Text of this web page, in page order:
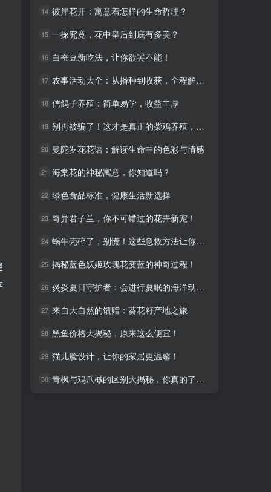
14 彼岸花开：寓意着怎样的生命哲理？
15 一探究竟，花中皇后到底有多美？
16 白蚕豆新吃法，让你欲罢不能！
17 农事活动大全：从播种到收获，全程解析！
18 信鸽子养殖：简单易学，收益丰厚
19 别再被骗了！这才是真正的柴鸡养殖，健康又美味！
20 曼陀罗花花语：解读生命中的色彩与情感
21 海棠花的神秘寓意，你知道吗？
22 绿色食品标准，健康生活新选择
23 奇异君子兰，你不可错过的花卉新宠！
24 蜗牛壳碎了，别慌！这些急救方法让你不再烦恼！
25 揭秘蓝色妖姬玫瑰花变蓝的神奇过程！
26 炎炎夏日守护者：会进行夏眠的海洋动物盘点
27 来自大自然的馈赠：葵花籽产地之旅
28 黑鱼价格大揭秘，原来这么便宜！
29 猫儿脸设计，让你的家居更温馨！
30 青枫与鸡爪槭的区别大揭秘，你真的了解它们吗？
14 彼岸花开：寓意着怎样的生命哲理？
15 一探究竟，花中皇后到底有多美？
16 白蚕豆新吃法，让你欲罢不能！
17 农事活动大全：从播种到收获，全程解析！
18 信鸽子养殖：简单易学，收益丰厚
19 别再被骗了！这才是真正的柴鸡养殖，健康又美味！
20 曼陀罗花花语：解读生命中的色彩与情感
21 海棠花的神秘寓意，你知道吗？
22 绿色食品标准，健康生活新选择
23 奇异君子兰，你不可错过的花卉新宠！
24 蜗牛壳碎了，别慌！这些急救方法让你不再烦恼！
25 揭秘蓝色妖姬玫瑰花变蓝的神奇过程！
26 炎炎夏日守护者：会进行夏眠的海洋动物盘点
27 来自大自然的馈赠：葵花籽产地之旅
28 黑鱼价格大揭秘，原来这么便宜！
29 猫儿脸设计，让你的家居更温馨！
30 青枫与鸡爪槭的区别大揭秘，你真的了解它们吗？